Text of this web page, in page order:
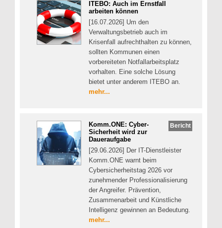
ITEBO: Auch im Ernstfall
arbeiten können
[16.07.2026] Um den
Verwaltungsbetrieb auch im
Krisenfall aufrechthalten zu können,
sollten Kommunen einen
vorbereiteten Notfallarbeitsplatz
vorhalten. Eine solche Lösung
bietet unter anderem ITEBO an.
mehr...
Bericht
Komm.ONE: Cyber-
Sicherheit wird zur
Daueraufgabe
[29.06.2026] Der IT-Dienstleister
Komm.ONE warnt beim
Cybersicherheitstag 2026 vor
zunehmender Professionalisierung
der Angreifer. Prävention,
Zusammenarbeit und Künstliche
Intelligenz gewinnen an Bedeutung.
mehr...